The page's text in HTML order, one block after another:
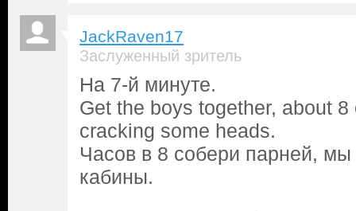
JackRaven17
Заслуженный зритель
На 7-й минуте.
Get the boys together, about
cracking some heads.
Часов в 8 собери парней,
кабины.